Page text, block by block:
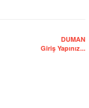
DUMAN
Giriş Yapınız...